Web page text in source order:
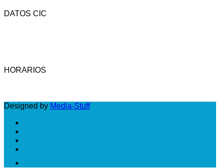
DATOS CIC
HORARIOS
Designed by Media-Stuff